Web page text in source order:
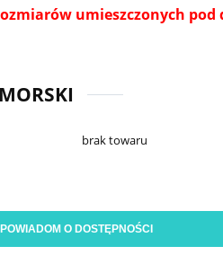
umieszczonych pod
brak towaru
POWIADOM O DOSTĘPNOŚCI